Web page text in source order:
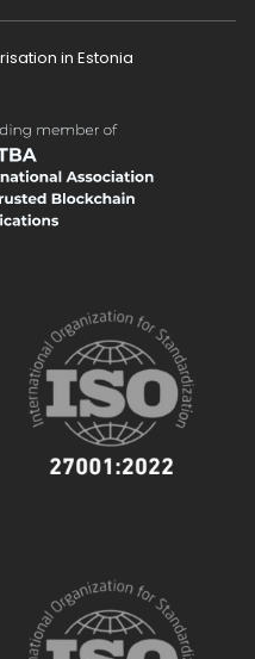
in Estonia